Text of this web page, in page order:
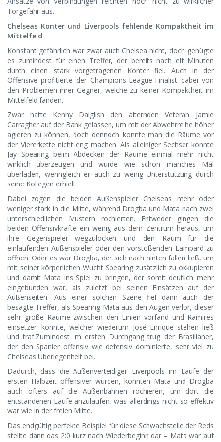
Torgefahr aus.
Chelseas Konter und Liverpools fehlende Kompaktheit im
Mittelfeld
Konstant gefährlich war zwar auch Chelsea nicht, doch genügte
es zumindest für einen Treffer, der bereits nach elf Minuten
durch einen stark vorgetragenen Konter fiel. Auch in der
Offensive profitierte der Champions-League-Finalist dabei von
den Problemen ihrer Gegner, welche zu keiner Kompaktheit im
Mittelfeld fanden.
Zwar hatte Kenny Dalglish den alternden Veteran Jamie
Carragher auf der Bank gelassen, um mit der Abwehrreihe höher
agieren zu können, doch dennoch konnte man die Räume vor
der Viererkette nicht eng machen. Als alleiniger Sechser konnte
Jay Spearing beim Abdecken der Räume einmal mehr nicht
wirklich überzeugen und wurde wie schon manches Mal
überladen, wenngleich er auch zu wenig Unterstützung durch
seine Kollegen erhielt.
Dabei zogen die beiden Außenspieler Chelseas mehr oder
weniger stark in die Mitte, während Drogba und Mata nach zwei
unterschiedlichen Mustern rochierten. Entweder gingen die
beiden Offensivkräfte ein wenig aus dem Zentrum heraus, um
ihre Gegenspieler wegzulocken und den Raum für die
einlaufenden Außenspieler oder den vorstoßenden Lampard zu
öffnen. Oder es war Drogba, der sich nach hinten fallen ließ, um
mit seiner körperlichen Wucht Spearing zusätzlich zu okkupieren
und damit Mata ins Spiel zu bringen, der somit deutlich mehr
eingebunden war, als zuletzt bei seinen Einsätzen auf der
Außenseiten. Aus einer solchen Szene fiel dann auch der
besagte Treffer, als Spearing Mata aus den Augen verlor, dieser
sehr große Räume zwischen den Linien vorfand und Ramires
einsetzen konnte, welcher wiederum José Enrique stehen ließ
und traf.Zumindest im ersten Durchgang trug der Brasilianer,
der den Spanier offensiv wie defensiv dominierte, sehr viel zu
Chelseas Überlegenheit bei.
Dadurch, dass die Außenverteidiger Liverpools im Laufe der
ersten Halbzeit offensiver wurden, konnten Mata und Drogba
auch öfters auf die Außenbahnen rochieren, um dort die
entstandenen Läufe anzulaufen, was allerdings nicht so effektiv
war wie in der freien Mitte.
Das endgültig perfekte Beispiel für diese Schwachstelle der Reds
stellte dann das 2:0 kurz nach Wiederbeginn dar – Mata war auf